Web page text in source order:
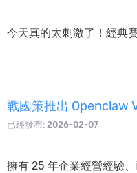
今天真的太刺激了！經典
戰國策推出 Openclaw
已經發布: 2026-02-07
擁有 25 年企業經營經驗